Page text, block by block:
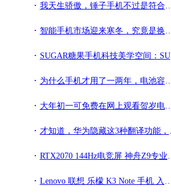
我天生骄傲，锤子手机不过是符合我的情怀？!
智能手机市场迎来寒冬，究竟是换机热情的减淡，还是触达了天花板!
SUGAR糖果手机科技美学空间：SUGAR Cafe震撼登场!
为什么手机才用了一两年，电池容量就开始衰减了？!
大年初一可免费在网上观看贺岁电影《囧妈》!
才知道，华为隐藏这3种翻译功能，竟如此强大，难道是我落后了？!
RTX2070 144Hz电竞屏 神舟Z9专业游戏笔记本光影追踪!
Lenovo 联想 乐檬 K3 Note 手机 入手体验!